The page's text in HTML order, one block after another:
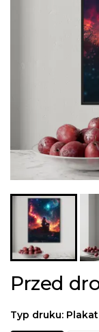
Przed
Typ druku: Plakat